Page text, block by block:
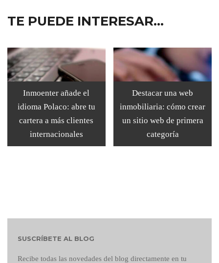
TE PUEDE INTERESAR...
Inmoenter añade el
idioma Polaco: abre tu
cartera a más clientes
internacionales
Destacar una web
inmobiliaria: cómo crear
un sitio web de primera
categoría
SUSCRÍBETE AL BLOG
Recibe todas las novedades del blog directamente en tu